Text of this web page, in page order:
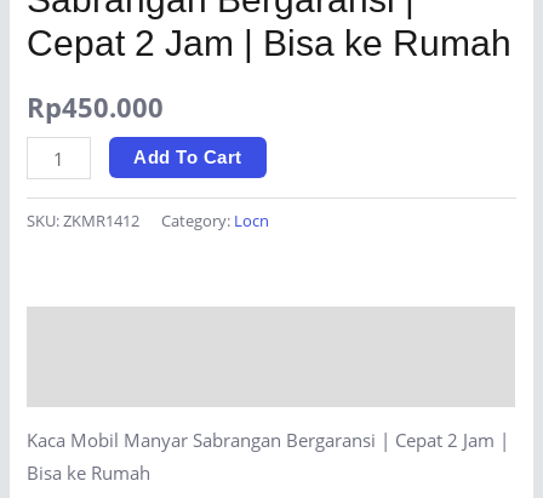
Cepat 2 Jam | Bisa ke Rumah
Rp450.000
Kaca
Mobil
Manyar
Jam
|
Bisa
Add To Cart
SKU:ZKMR1412 Category: Locn
Kaca Mobil Manyar Sabrangan Bergaransi | Cepat 2 Jam |
Bisa ke Rumah